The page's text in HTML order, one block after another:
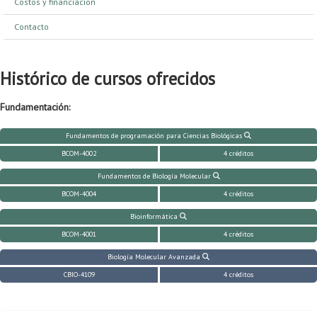
Contacto
Histórico de cursos ofrecidos
Fundamentación:
Fundamentos de programación para Ciencias Biológicas
BCOM-4002
4 créditos
Fundamentos de Biología Molecular
BCOM-4004
4 créditos
Bioinformática
BCOM-4001
4 créditos
Biología Molecular Avanzada
CBIO-4109
4 créditos
Proyecto de grado
Reingreso